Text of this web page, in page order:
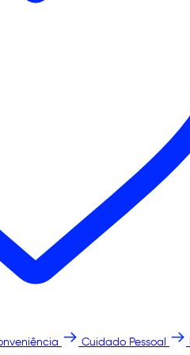
Cuidado Pessoal